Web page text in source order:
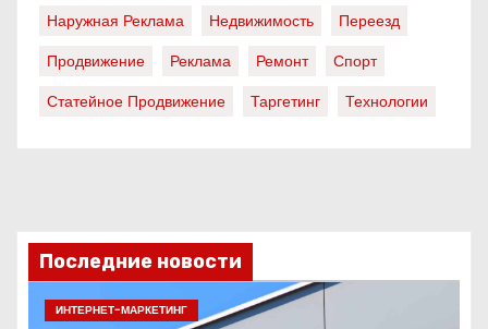
Наружная Реклама
Недвижимость
Переезд
Продвижение
Реклама Ремонт
Спорт
Статейное Продвижение
Таргетинг Технологии
Последние новости
ИНТЕРНЕТ-МАРКЕТИНГ